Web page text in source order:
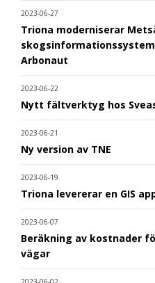
2023-06-27
Triona moderniserar
Arbonaut
2023-06-22
Nytt fältverktyg hos
2023-06-21
Ny version av TNE
2023-06-19
Triona levererar en GIS
2023-06-07
Beräkning av kostnader
vägar